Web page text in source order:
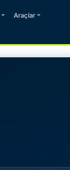
Araçlar